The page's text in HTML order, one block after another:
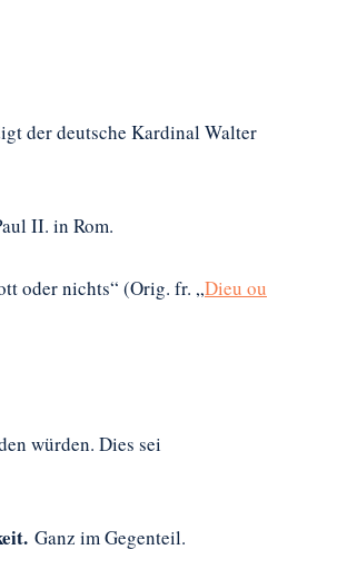
der deutsche Kardinal Walter
II. in Rom.
oder nichts“ (Orig. fr. „Dieu ou
würden. Dies sei
Ganz im Gegenteil.